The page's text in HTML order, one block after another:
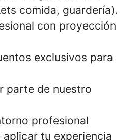
comida, guardería).
con proyección
exclusivos para
parte de nuestro
profesional
tu experiencia